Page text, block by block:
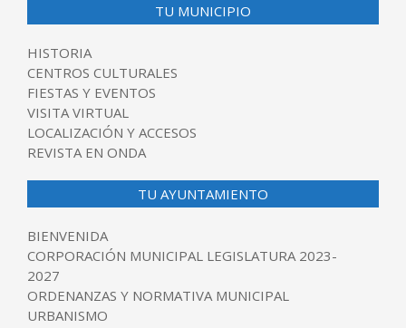
TU MUNICIPIO
HISTORIA
CENTROS CULTURALES
FIESTAS Y EVENTOS
VISITA VIRTUAL
LOCALIZACIÓN Y ACCESOS
REVISTA EN ONDA
TU AYUNTAMIENTO
BIENVENIDA
CORPORACIÓN MUNICIPAL LEGISLATURA 2023-
2027
ORDENANZAS Y NORMATIVA MUNICIPAL
URBANISMO